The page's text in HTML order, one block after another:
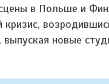
в Польше и
кризис,
выпуская новые